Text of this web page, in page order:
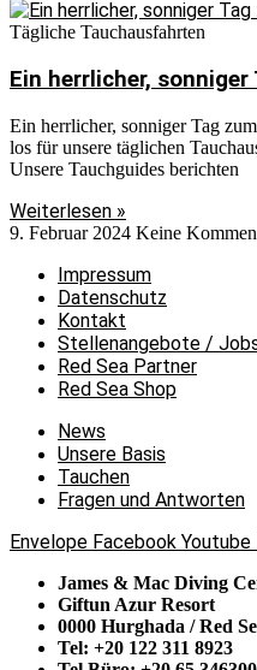
Tägliche Tauchausfahrten
Ein herrlicher, sonniger
Ein herrlicher, sonniger Tag
los für unsere täglichen
Unsere Tauchguides berichten
Weiterlesen »
9. Februar 2024 Keine
Impressum
Datenschutz
Kontakt
Stellenangebote /
Red Sea Partner
Red Sea Shop
News
Unsere Basis
Tauchen
Fragen und Antworten
Envelope Facebook Youtube
James & Mac Diving
Giftun Azur Resort
0000 Hurghada / Red
Tel: +20 122 311 8923